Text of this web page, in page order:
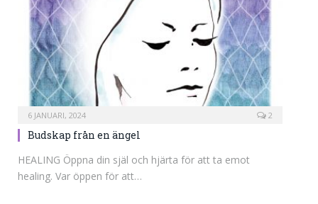
6 JANUARI, 2024 2
Budskap från en ängel
HEALING Öppna din själ och hjärta för att ta emot
healing. Var öppen för att…